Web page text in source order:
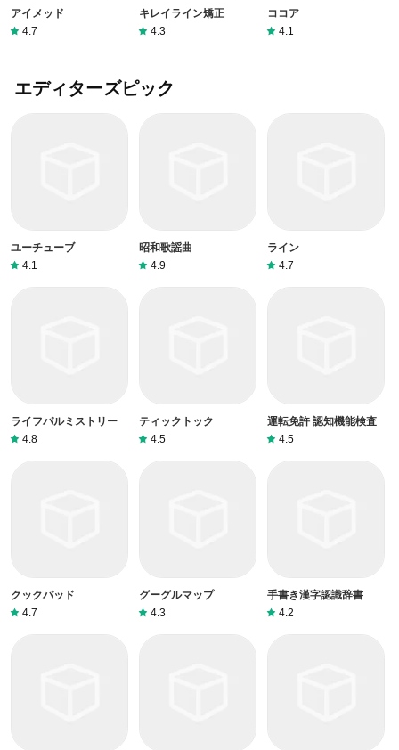
アイメッド
4.7
キレイライン矯正
4.3
ココア
4.1
エディターズピック
ユーチューブ
4.1
昭和歌謡曲
4.9
ライン
4.7
ライフパルミストリー
4.8
ティックトック
4.5
運転免許 認知機能検査
4.5
クックパッド
4.7
グーグルマップ
4.3
手書き漢字認識辞書
4.2